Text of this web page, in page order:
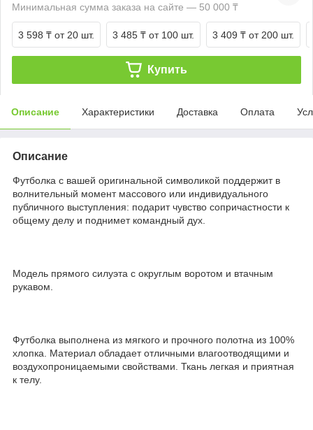
Минимальная сумма заказа на сайте — 50 000 ₸
3 598 ₸ от 20 шт. 3 485 ₸ от 100 шт. 3 409 ₸ от 200 шт.
Купить
Описание Характеристики Доставка Оплата
Описание
Футболка с вашей оригинальной символикой поддержит в
волнительный момент массового или индивидуального
публичного выступления: подарит чувство сопричастности к
общему делу и поднимет командный дух.
Модель прямого силуэта с округлым воротом и втачным
рукавом.
Футболка выполнена из мягкого и прочного полотна из 100%
хлопка. Материал обладает отличными влагоотводящими и
воздухопроницаемыми свойствами. Ткань легкая и приятная
к телу.